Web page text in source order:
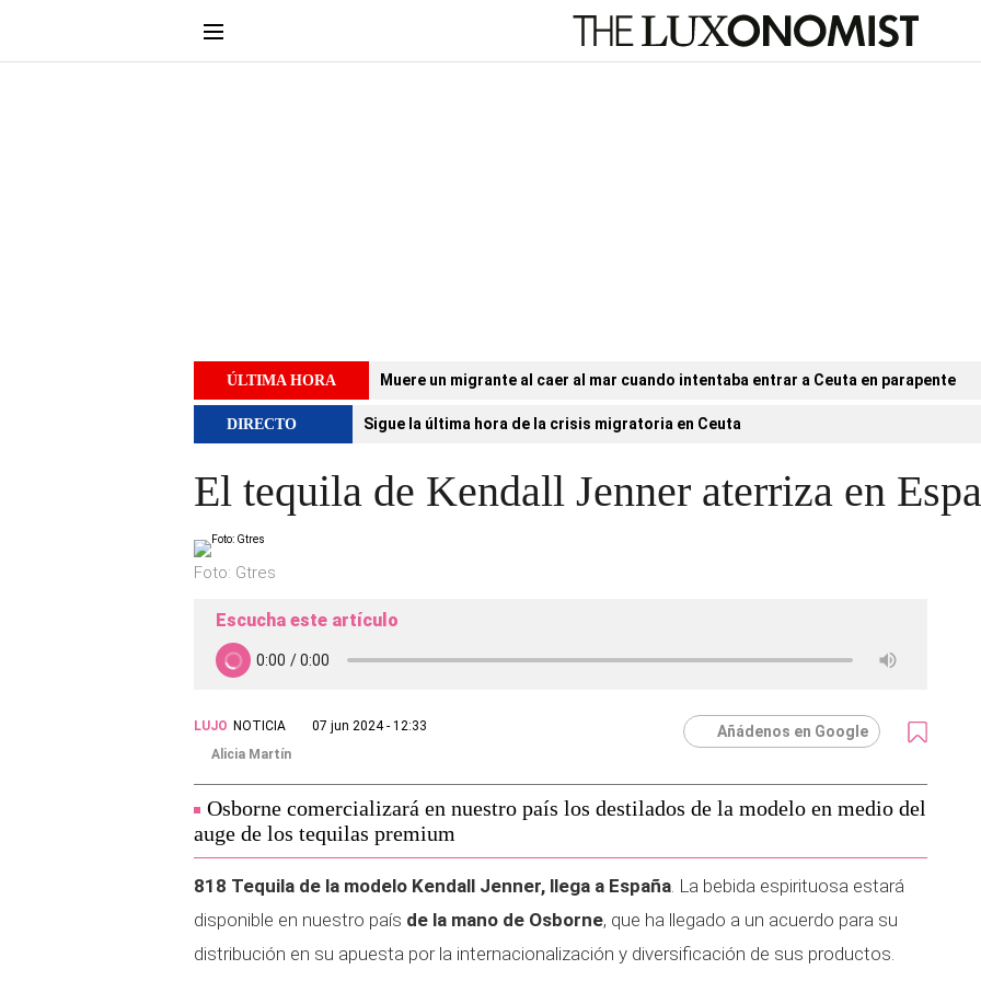
ÚLTIMA HORA Muere un migrante al caer al mar cuando intentaba entrar a Ceuta en parapente
DIRECTO Sigue la última hora de la crisis migratoria en Ceuta
El tequila de Kendall Jenner aterriza en
Foto: Gtres
Escucha este artículo
LUJO NOTICIA
07 jun 2024 - 12:33
Alicia Martín
Añádenos en Google
Osborne comercializará en nuestro país los destilados de la modelo en medio del
auge de los tequilas premium
818 Tequila de la modelo Kendall Jenner, llega a España. La bebida espirituosa estará
disponible en nuestro país de la mano de Osborne, que ha llegado a un acuerdo para su
distribución en su apuesta por la internacionalización y diversificación de sus productos.